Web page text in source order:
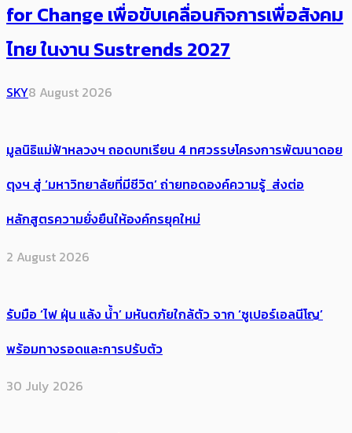
for Change เพื่อขับเคลื่อนกิจการเพื่อสังคม
ไทย ในงาน Sustrends 2027
SKY8 August 2026
มูลนิธิแม่ฟ้าหลวงฯ ถอดบทเรียน 4 ทศวรรษโครงการพัฒนาดอย
ตุงฯ สู่ ‘มหาวิทยาลัยที่มีชีวิต’ ถ่ายทอดองค์ความรู้ ส่งต่อ
หลักสูตรความยั่งยืนให้องค์กรยุคใหม่
2 August 2026
รับมือ ‘ไฟ ฝุ่น แล้ง น้ำ’ มหันตภัยใกล้ตัว จาก ‘ซูเปอร์เอลนีโญ’
พร้อมทางรอดและการปรับตัว
30 July 2026